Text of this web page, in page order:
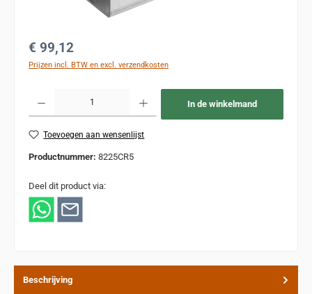
Normale prijs:
€ 99,12
Prijzen incl. BTW en excl. verzendkosten
In de winkelmand
Toevoegen aan wensenlijst
Productnummer: 8225CR5
Deel dit product via:
Beschrijving